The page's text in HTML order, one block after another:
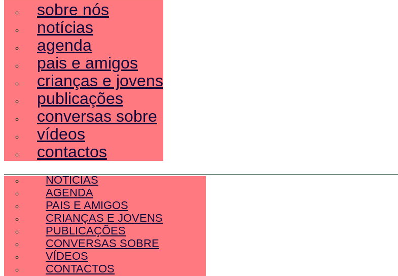
sobre nós
notícias
agenda
pais e amigos
crianças e jovens
publicações
conversas sobre
vídeos
contactos
NOTÍCIAS
AGENDA
PAIS E AMIGOS
CRIANÇAS E JOVENS
PUBLICAÇÕES
CONVERSAS SOBRE
VÍDEOS
CONTACTOS